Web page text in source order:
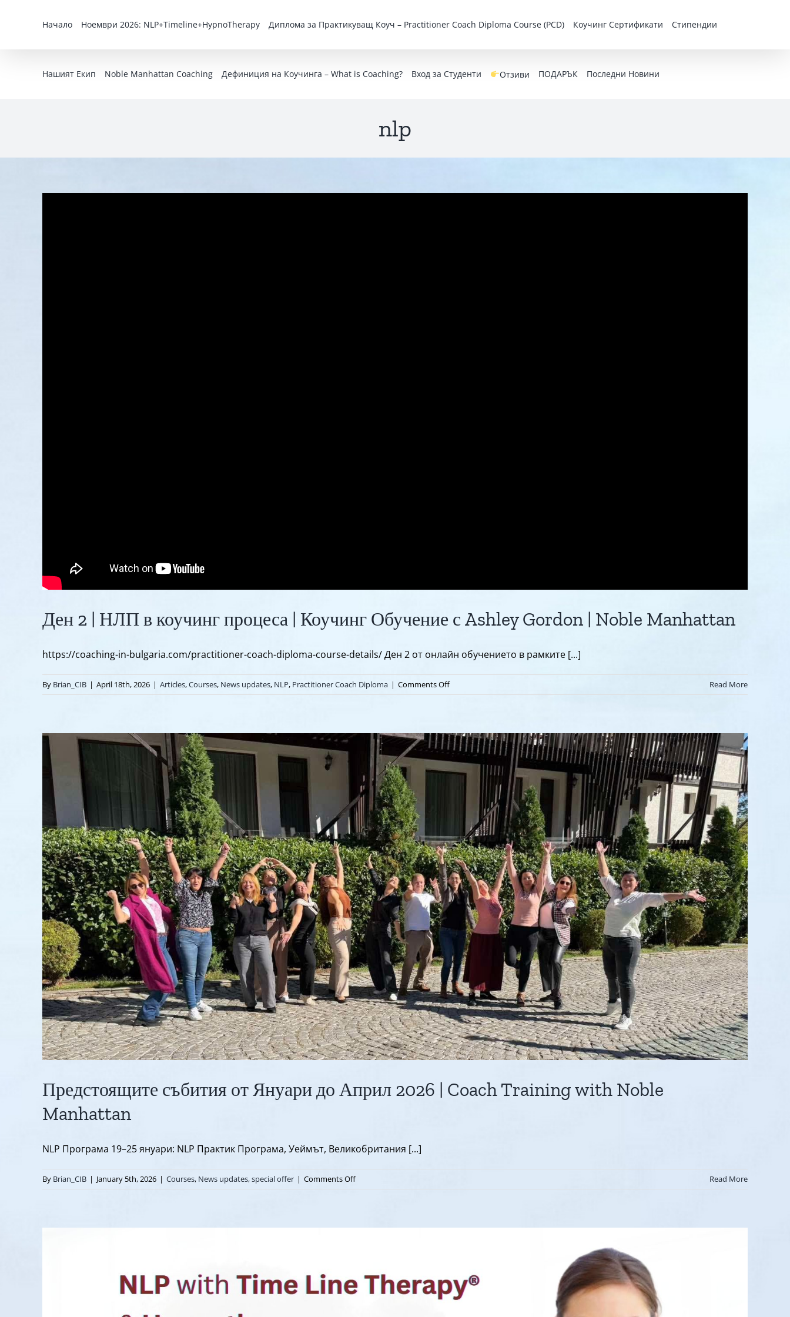
Начало Ноември 2026: NLP+Timeline+HypnoTherapy Дипломa за Практикуващ Коуч – Practitioner Coach Diploma Course (PCD) Коучинг Сертификати Стипендии
Нашият Екип Noble Manhattan Coaching Дефиниция на Коучинга – What is Coaching? Вход за Студенти Отзиви ПОДАРЪК Последни Новини
nlp
Ден 2 | НЛП в коучинг процеса | Коучинг Обучение с Ashley Gordon | Noble Manhattan
https://coaching-in-bulgaria.com/practitioner-coach-diploma-course-details/ Ден 2 от онлайн обучението в рамките [...]
By Brian_CIB | April 18th, 2026 | Articles,Courses, News updates, NLP, Practitioner Coach Diploma | Comments Offon
Ден
НЛП
в
коучинг
процеса
Обучение
Ashley
Gordon
|
Noble
Manhattan
Read More
Предстоящите събития от Януари до Април 2026 | Coach Training with Noble
Manhattan
NLP Програма 19–25 януари: NLP Практик Програма, Уеймът, Великобритания [...]
By Brian_CIB | January 5th, 2026 | Courses, News updates,special offer | Comments Offon
Предстоящите
2026
|
Read More